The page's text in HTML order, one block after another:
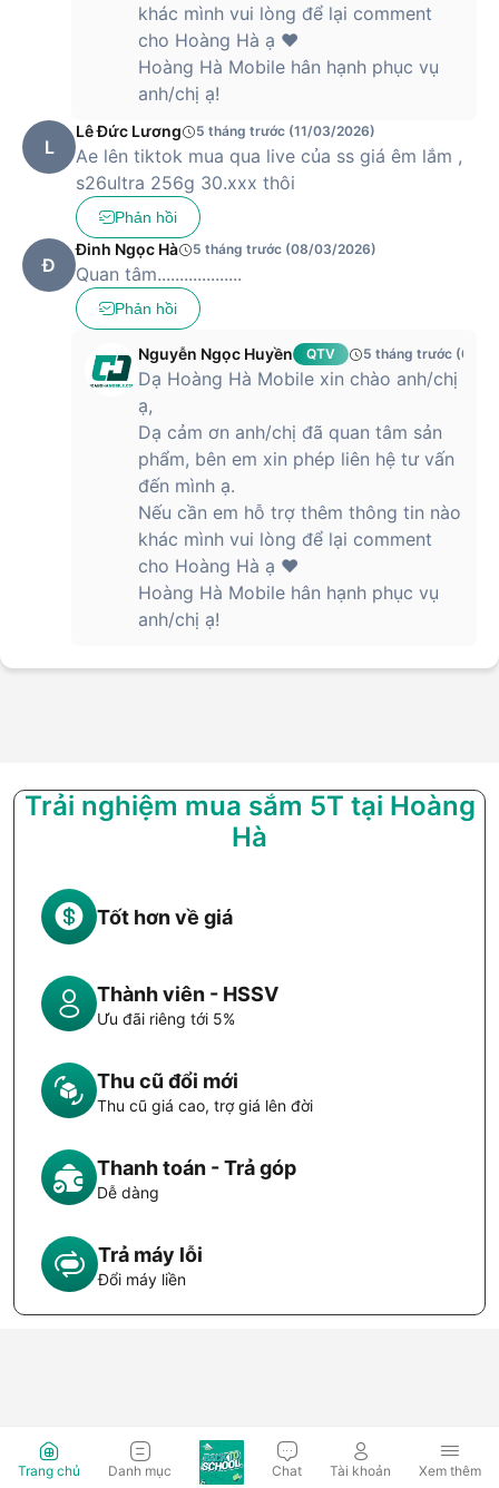
khác mình vui lòng để lại comment
cho Hoàng Hà ạ ❤️
Hoàng Hà Mobile hân hạnh phục vụ
anh/chị ạ!
L
Lê Đức Lương 5 tháng trước (11/03/2026)
Ae lên tiktok mua qua live của ss giá êm lắm ,
s26ultra 256g 30.xxx thôi
Phản hồi
Đ
Đinh Ngọc Hà 5 tháng trước (08/03/2026)
Quan tâm...................
Phản hồi
Nguyễn Ngọc Huyền QTV 5 tháng trước (09/
Dạ Hoàng Hà Mobile xin chào anh/chị
ạ,
Dạ cảm ơn anh/chị đã quan tâm sản
phẩm, bên em xin phép liên hệ tư vấn
đến mình ạ.
Nếu cần em hỗ trợ thêm thông tin nào
khác mình vui lòng để lại comment
cho Hoàng Hà ạ ❤️
Hoàng Hà Mobile hân hạnh phục vụ
anh/chị ạ!
Trải nghiệm mua sắm 5T tại Hoàng
Hà
Tốt hơn về giá
Thành viên - HSSV
Ưu đãi riêng tới 5%
Thu cũ đổi mới
Thu cũ giá cao, trợ giá lên đời
Thanh toán - Trả góp
Dễ dàng
Trả máy lỗi
Đổi máy liền
Trang chủ Danh mục Chat Tài khoản Xem thêm